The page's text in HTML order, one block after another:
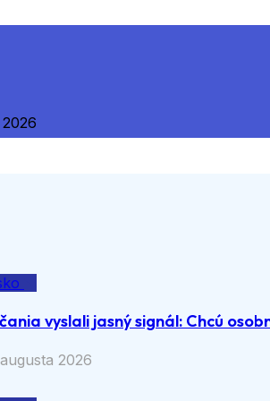
vyslali jasný signál: Chcú
2026